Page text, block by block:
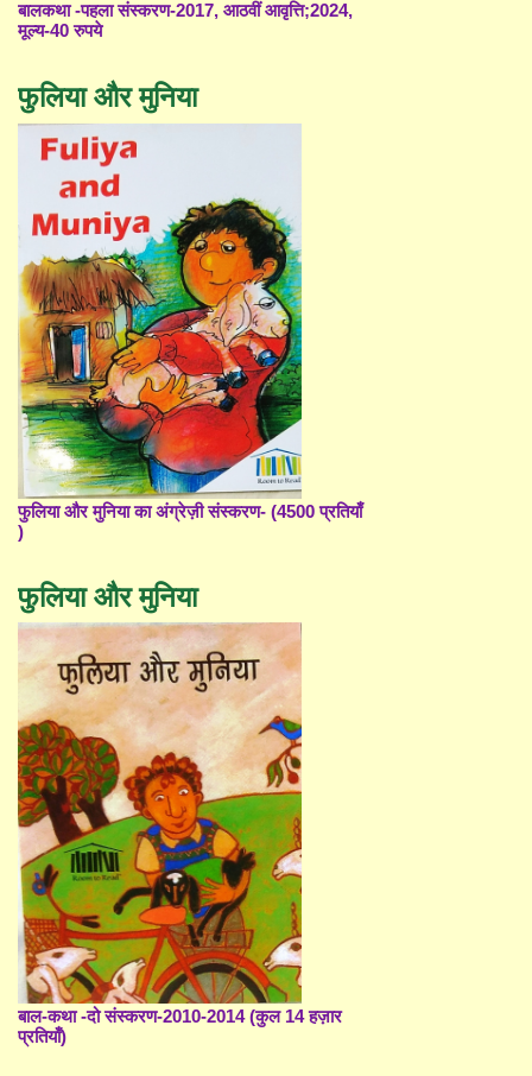
बालकथा -पहला संस्करण-2017, आठवीं आवृत्ति;2024,
मूल्य-40 रुपये
फुलिया और मुनिया
फुलिया और मुनिया का अंग्रेज़ी संस्करण- (4500 प्रतियाँ
)
फुलिया और मुनिया
बाल-कथा -दो संस्करण-2010-2014 (कुल 14 हज़ार
प्रतियाँ)